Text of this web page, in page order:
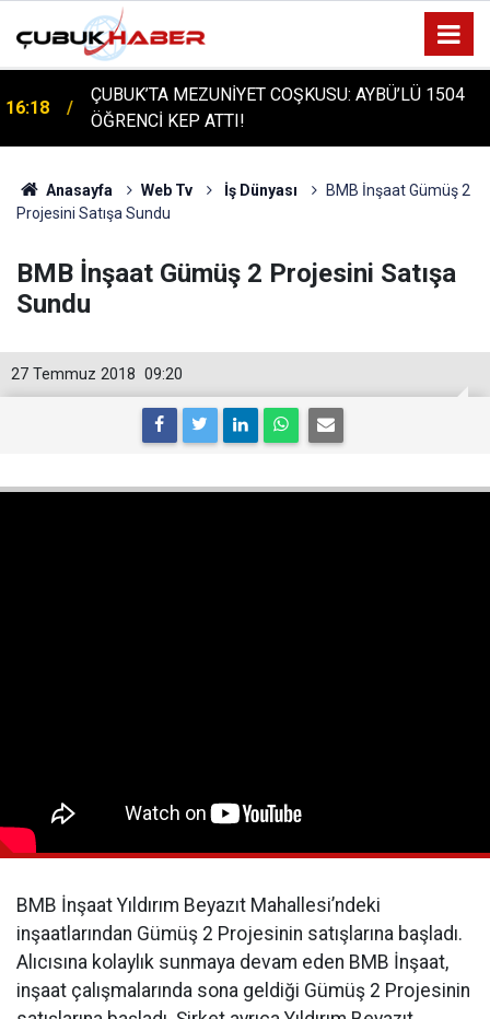
16:14
ÇUBUK'TA TARİHİ GÜN: PROTÜRK PLAZMA
FRAKSİNASYON TESİSİ'NİN TEMELİ ATILDI
Anasayfa Web Tv İş Dünyası
BMB İnşaat Gümüş 2
Projesini Satışa Sundu
BMB İnşaat Gümüş 2 Projesini Satışa
Sundu
09:20
27 Temmuz 2018
BMB İnşaat Yıldırım Beyazıt Mahallesi’ndeki
inşaatlarından Gümüş 2 Projesinin satışlarına başladı.
Alıcısına kolaylık sunmaya devam eden BMB İnşaat,
inşaat çalışmalarında sona geldiği Gümüş 2 Projesinin